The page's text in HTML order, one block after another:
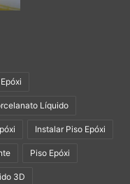
abaixo
Líquido
Instalar Piso Epóxi
Piso Epóxi
3D